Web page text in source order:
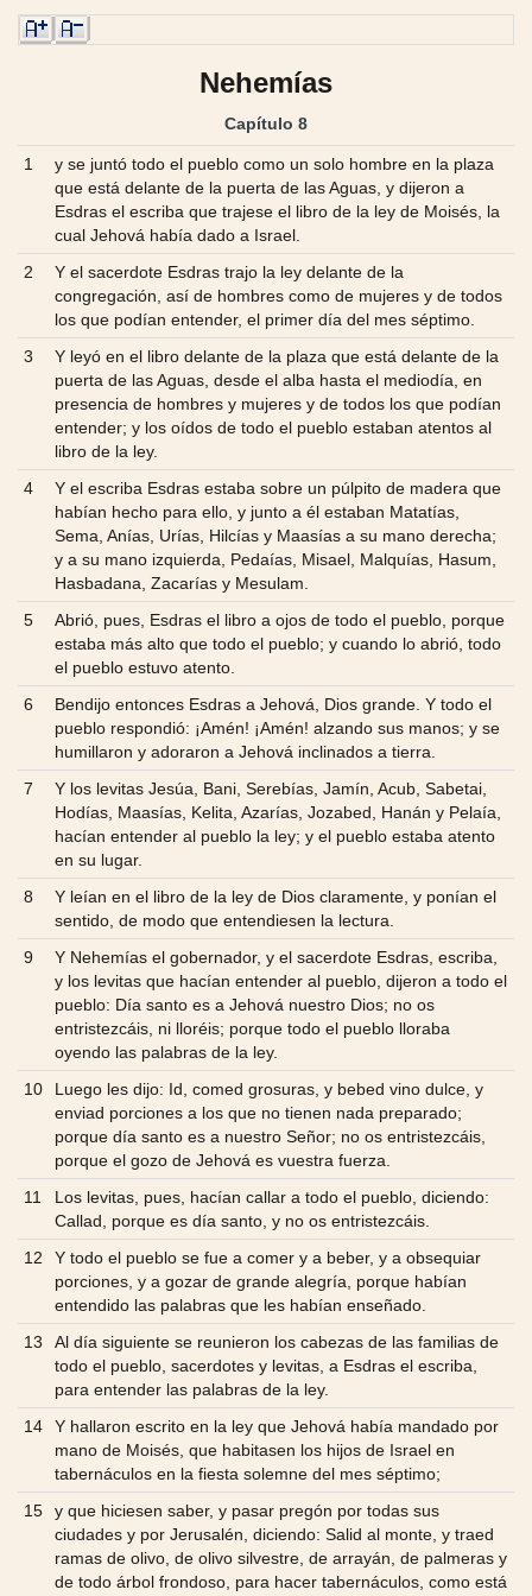
Nehemías
Capítulo 8
1
y se juntó todo el pueblo como un solo hombre en la plaza
que está delante de la puerta de las Aguas, y dijeron a
Esdras el escriba que trajese el libro de la ley de Moisés, la
cual Jehová había dado a Israel.
2
Y el sacerdote Esdras trajo la ley delante de la
congregación, así de hombres como de mujeres y de todos
los que podían entender, el primer día del mes séptimo.
3
Y leyó en el libro delante de la plaza que está delante de la
puerta de las Aguas, desde el alba hasta el mediodía, en
presencia de hombres y mujeres y de todos los que podían
entender; y los oídos de todo el pueblo estaban atentos al
libro de la ley.
4
Y el escriba Esdras estaba sobre un púlpito de madera que
habían hecho para ello, y junto a él estaban Matatías,
Sema, Anías, Urías, Hilcías y Maasías a su mano derecha;
y a su mano izquierda, Pedaías, Misael, Malquías, Hasum,
Hasbadana, Zacarías y Mesulam.
5
Abrió, pues, Esdras el libro a ojos de todo el pueblo, porque
estaba más alto que todo el pueblo; y cuando lo abrió, todo
el pueblo estuvo atento.
6
Bendijo entonces Esdras a Jehová, Dios grande. Y todo el
pueblo respondió: ¡Amén! ¡Amén! alzando sus manos; y se
humillaron y adoraron a Jehová inclinados a tierra.
7
Y los levitas Jesúa, Bani, Serebías, Jamín, Acub, Sabetai,
Hodías, Maasías, Kelita, Azarías, Jozabed, Hanán y Pelaía,
hacían entender al pueblo la ley; y el pueblo estaba atento
en su lugar.
8
Y leían en el libro de la ley de Dios claramente, y ponían el
sentido, de modo que entendiesen la lectura.
9
Y Nehemías el gobernador, y el sacerdote Esdras, escriba,
y los levitas que hacían entender al pueblo, dijeron a todo el
pueblo: Día santo es a Jehová nuestro Dios; no os
entristezcáis, ni lloréis; porque todo el pueblo lloraba
oyendo las palabras de la ley.
10
Luego les dijo: Id, comed grosuras, y bebed vino dulce, y
enviad porciones a los que no tienen nada preparado;
porque día santo es a nuestro Señor; no os entristezcáis,
porque el gozo de Jehová es vuestra fuerza.
11
Los levitas, pues, hacían callar a todo el pueblo, diciendo:
Callad, porque es día santo, y no os entristezcáis.
12
Y todo el pueblo se fue a comer y a beber, y a obsequiar
porciones, y a gozar de grande alegría, porque habían
entendido las palabras que les habían enseñado.
13
Al día siguiente se reunieron los cabezas de las familias de
todo el pueblo, sacerdotes y levitas, a Esdras el escriba,
para entender las palabras de la ley.
14
Y hallaron escrito en la ley que Jehová había mandado por
mano de Moisés, que habitasen los hijos de Israel en
tabernáculos en la fiesta solemne del mes séptimo;
15
y que hiciesen saber, y pasar pregón por todas sus
ciudades y por Jerusalén, diciendo: Salid al monte, y traed
ramas de olivo, de olivo silvestre, de arrayán, de palmeras y
de todo árbol frondoso, para hacer tabernáculos, como está